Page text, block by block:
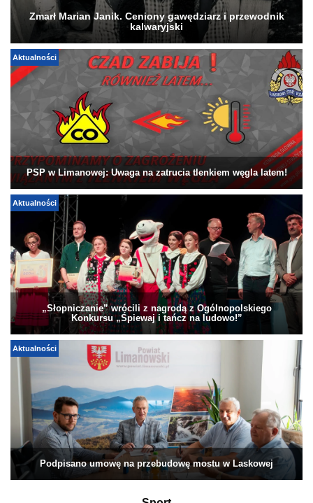
Zmarł Marian Janik. Ceniony gawędziarz i przewodnik
kalwaryjski
Aktualności
PSP w Limanowej: Uwaga na zatrucia tlenkiem węgla latem!
Aktualności
„Słopniczanie” wrócili z nagrodą z Ogólnopolskiego
Konkursu „Śpiewaj i tańcz na ludowo!”
Aktualności
Podpisano umowę na przebudowę mostu w Laskowej